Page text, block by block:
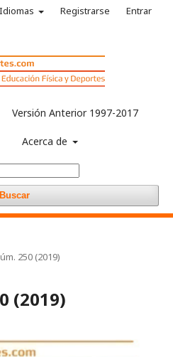
Versión Anterior 1997-2017
Acerca de
Buscar
Idiomas Registrarse Entrar
250 (2019)
(2019)